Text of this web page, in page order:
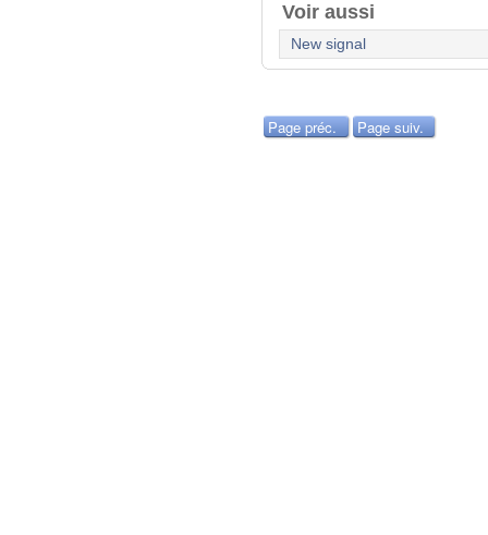
Voir aussi
New signal
Page préc. Page suiv.